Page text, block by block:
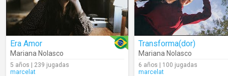
Era Amor
Mariana Nolasco
5 años | 239 jugadas
marcelat
Transforma(dor)
Mariana Nolasco
6 años | 100 jugadas
marcelat